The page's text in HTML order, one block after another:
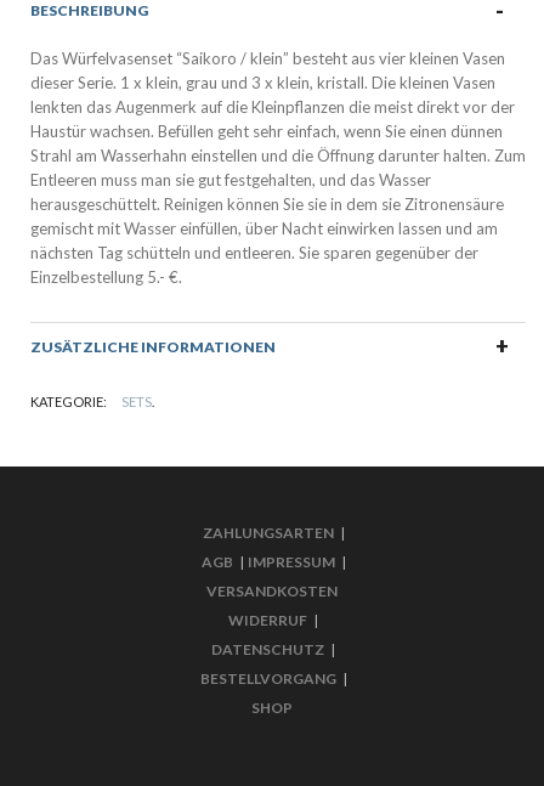
BESCHREIBUNG
Das Würfelvasenset “Saikoro / klein” besteht aus vier kleinen Vasen
dieser Serie. 1 x klein, grau und 3 x klein, kristall. Die kleinen Vasen
lenkten das Augenmerk auf die Kleinpflanzen die meist direkt vor der
Haustür wachsen. Befüllen geht sehr einfach, wenn Sie einen dünnen
Strahl am Wasserhahn einstellen und die Öffnung darunter halten. Zum
Entleeren muss man sie gut festgehalten, und das Wasser
herausgeschüttelt. Reinigen können Sie sie in dem sie Zitronensäure
gemischt mit Wasser einfüllen, über Nacht einwirken lassen und am
nächsten Tag schütteln und entleeren. Sie sparen gegenüber der
Einzelbestellung 5.- €.
ZUSÄTZLICHE INFORMATIONEN
KATEGORIE: SETS
ZAHLUNGSARTEN |
AGB | IMPRESSUM |
VERSANDKOSTEN
WIDERRUF |
DATENSCHUTZ |
BESTELLVORGANG |
SHOP